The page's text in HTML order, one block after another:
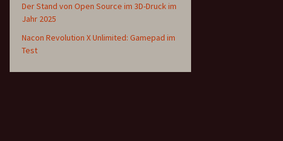
Der Stand von Open Source im 3D-Druck im
Jahr 2025
Nacon Revolution X Unlimited: Gamepad im
Test